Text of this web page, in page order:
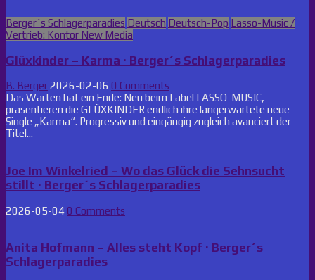
Posted
in
Berger´s Schlagerparadies Deutsch Deutsch-Pop Lasso-Music /
Vertrieb: Kontor New Media
Glüxkinder – Karma · Berger´s Schlagerparadies
B. Berger2026-02-06 0 Comments
Das Warten hat ein Ende: Neu beim Label LASSO-MUSIC,
präsentieren die GLÜXKINDER endlich ihre langerwartete neue
Single „Karma“. Progressiv und eingängig zugleich avanciert der
Titel...
Joe Im Winkelried – Wo das Glück die Sehnsucht
stillt · Berger´s Schlagerparadies
2026-05-04 0 Comments
Anita Hofmann – Alles steht Kopf · Berger´s
Schlagerparadies